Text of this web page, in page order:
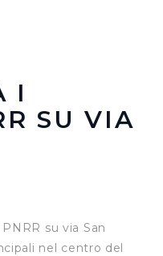
I
SU VIA
su via San
nel centro del